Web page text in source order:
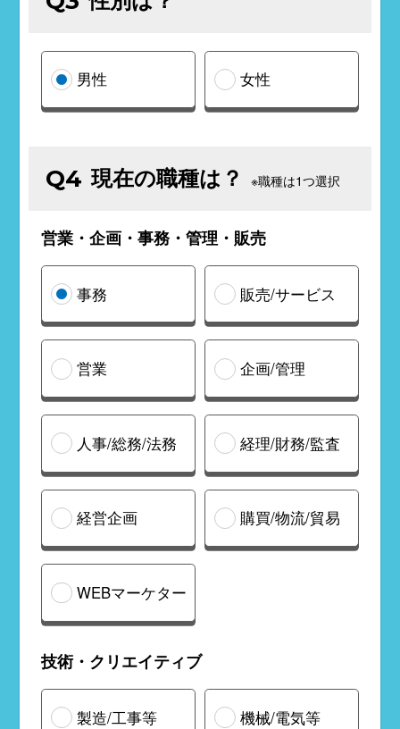
男性 女性
Q4 現在の職種は？ ※職種は1つ選択
営業・企画・事務・管理・販売
事務 販売/サービス
営業 企画/管理
人事/総務/法務 経理/財務/監査
経営企画 購買/物流/貿易
WEBマーケター
技術・クリエイティブ
製造/工事等 機械/電気等